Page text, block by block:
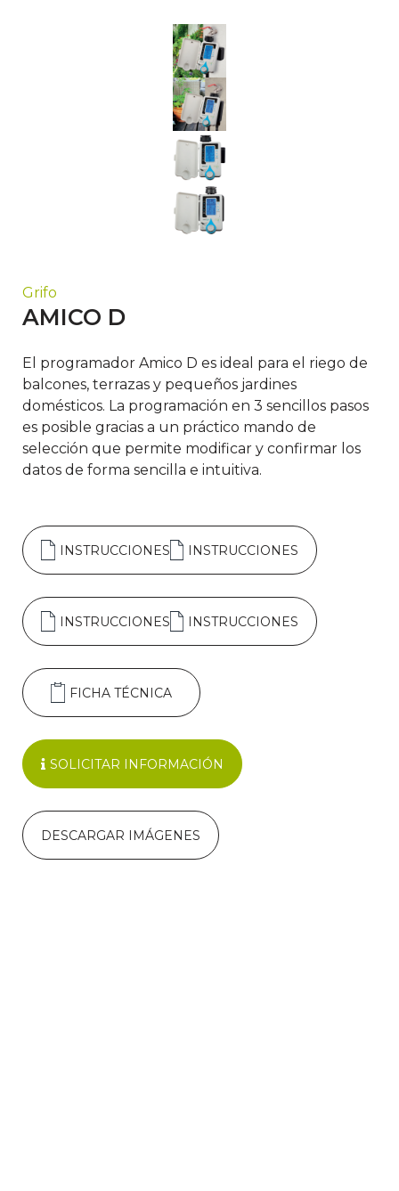
Grifo
AMICO D
El programador Amico D es ideal para el riego de
balcones, terrazas y pequeños jardines
domésticos. La programación en 3 sencillos pasos
es posible gracias a un práctico mando de
selección que permite modificar y confirmar los
datos de forma sencilla e intuitiva.
INSTRUCCIONES INSTRUCCIONES
INSTRUCCIONES INSTRUCCIONES
FICHA TÉCNICA
SOLICITAR INFORMACIÓN
DESCARGAR IMÁGENES